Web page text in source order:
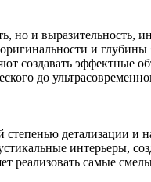
но и выразительность,
и глубины
создавать эффектные
до
степенью детализации и
интерьеры,
реализовать самые